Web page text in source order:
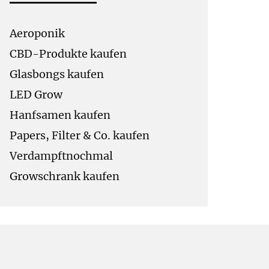
Aeroponik
CBD-Produkte kaufen
Glasbongs kaufen
LED Grow
Hanfsamen kaufen
Papers, Filter & Co. kaufen
Verdampftnochmal
Growschrank kaufen